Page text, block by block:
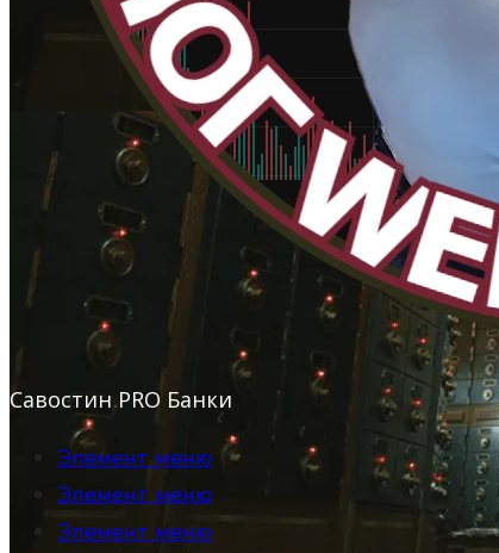
Савостин PRO Банки
Элемент меню
Элемент меню
Элемент меню